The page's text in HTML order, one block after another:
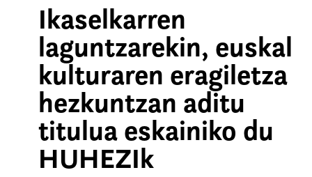
Ikaselkarren
laguntzarekin, euskal
kulturaren eragiletza
hezkuntzan aditu
titulua eskainiko du
HUHEZIk